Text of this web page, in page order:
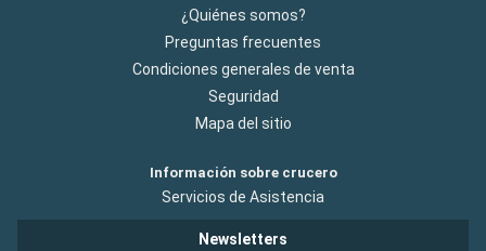
¿Quiénes somos?
Preguntas frecuentes
Condiciones generales de venta
Seguridad
Mapa del sitio
Información sobre crucero
Servicios de Asistencia
Newsletters